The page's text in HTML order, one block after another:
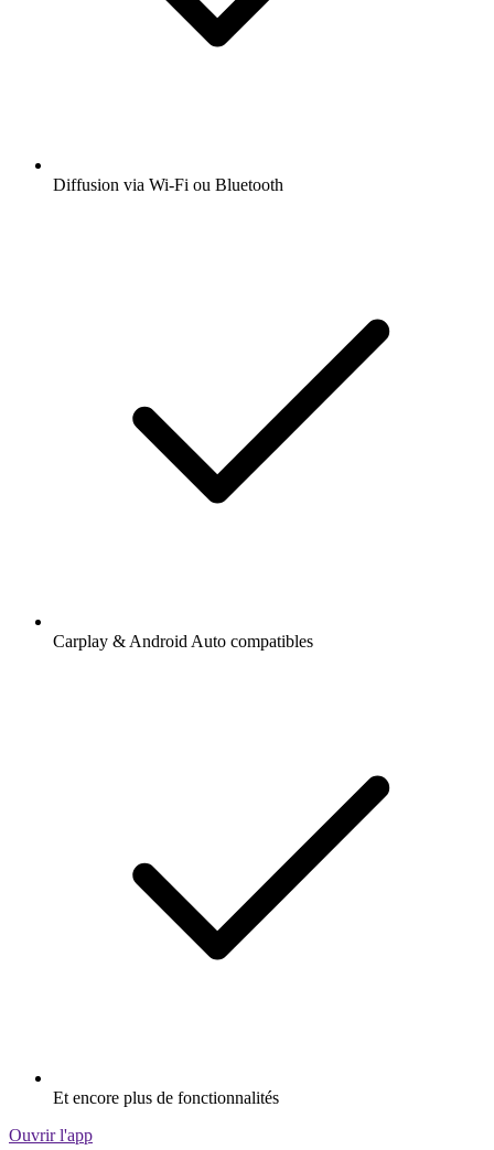
Diffusion via Wi-Fi ou Bluetooth
Carplay & Android Auto compatibles
Et encore plus de fonctionnalités
Ouvrir l'app